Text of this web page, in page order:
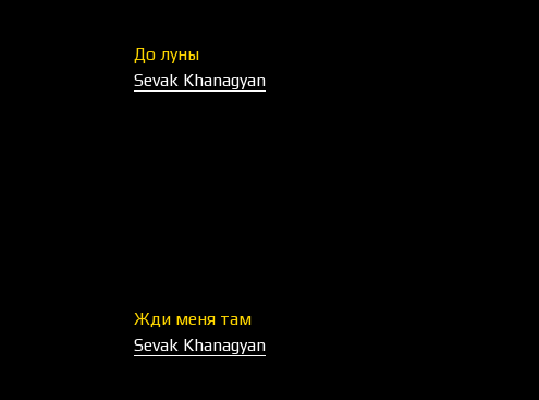
До луны
Sevak Khanagyan
Жди меня там
Sevak Khanagyan